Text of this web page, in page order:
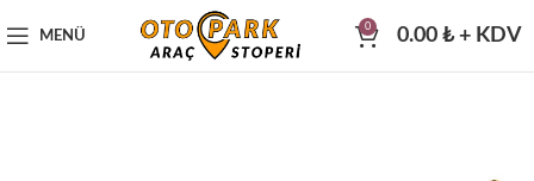
MENÜ
0 0.00 ₺+ KDV